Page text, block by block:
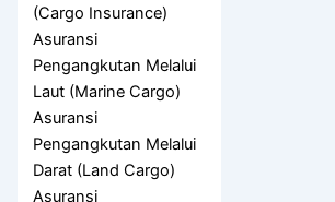
(Cargo Insurance)
Asuransi
Pengangkutan Melalui
Laut (Marine Cargo)
Asuransi
Pengangkutan Melalui
Darat (Land Cargo)
Asuransi